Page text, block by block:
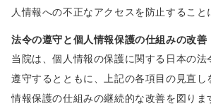
人情報への不正なアクセスを防止すること
法令の遵守と個人情報保護の仕組みの改善
当院は、個人情報の保護に関する日本の法
遵守するとともに、上記の各項目の見直し
情報保護の仕組みの継続的な改善を図りま